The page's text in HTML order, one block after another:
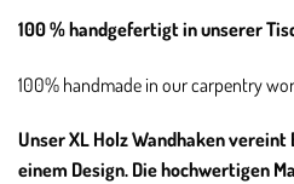
100 % handgefertigt in unserer
100% handmade in our carpentry
Unser XL Holz Wandhaken
einem Design. Die hochwertigen